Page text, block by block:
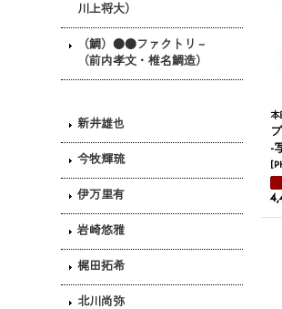
川上将大）
（鯛）●●ファクトリ－
（前内孝文・椎名鯛造）
新井雄也
今牧輝琉
伊万里有
岩崎悠雅
梶田拓希
北川尚弥
本
-写
[